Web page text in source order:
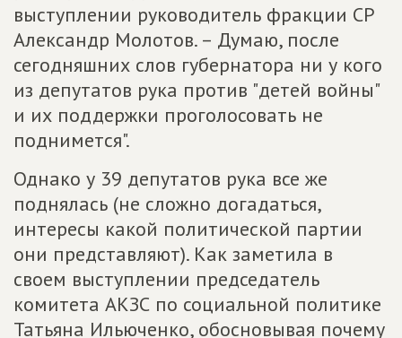
выступлении руководитель фракции СР
Александр Молотов. – Думаю, после
сегодняшних слов губернатора ни у кого
из депутатов рука против "детей войны"
и их поддержки проголосовать не
поднимется".
Однако у 39 депутатов рука все же
поднялась (не сложно догадаться,
интересы какой политической партии
они представляют). Как заметила в
своем выступлении председатель
комитета АКЗС по социальной политике
Татьяна Ильюченко, обосновывая почему